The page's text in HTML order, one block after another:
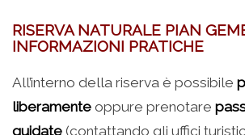
RISERVA NATURALE PIAN
INFORMAZIONI PRATICHE
All’interno della riserva è possibile
liberamente oppure prenotare
guidate (contattando gli uffici